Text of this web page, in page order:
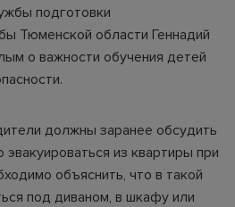
подготовки
Тюменской области Геннадий
о важности обучения детей
должны заранее обсудить
эвакуироваться из квартиры при
объяснить, что в такой
под диваном, в шкафу или